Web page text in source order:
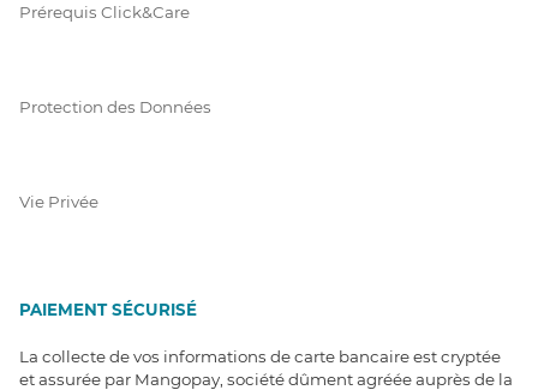
Prérequis Click&Care
Protection des Données
Vie Privée
PAIEMENT SÉCURISÉ
La collecte de vos informations de carte bancaire est cryptée
et assurée par Mangopay, société dûment agréée auprès de la